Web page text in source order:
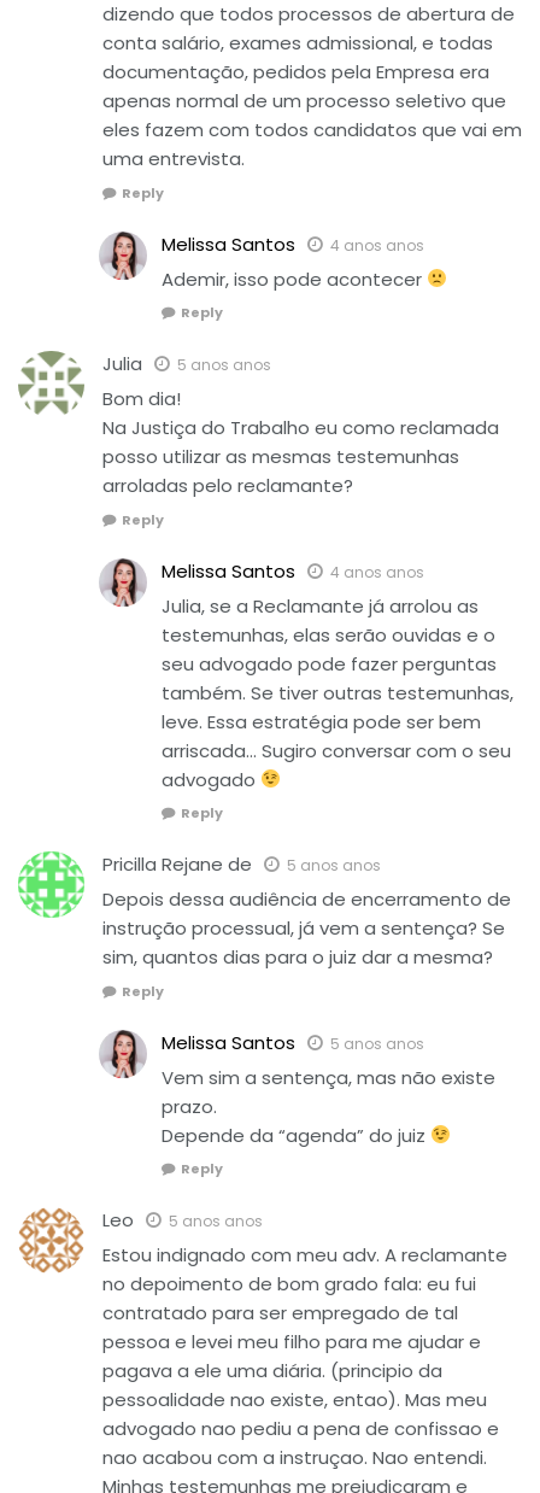
dizendo que todos processos de abertura de
conta salário, exames admissional, e todas
documentação, pedidos pela Empresa era
apenas normal de um processo seletivo que
eles fazem com todos candidatos que vai em
uma entrevista.
Reply
Melissa Santos 4 anos anos
Ademir, isso pode acontecer
Reply
Julia 5 anos anos
Bom dia!
Na Justiça do Trabalho eu como reclamada
posso utilizar as mesmas testemunhas
arroladas pelo reclamante?
Reply
Melissa Santos 4 anos anos
Julia, se a Reclamante já arrolou as
testemunhas, elas serão ouvidas e o
seu advogado pode fazer perguntas
também. Se tiver outras testemunhas,
leve. Essa estratégia pode ser bem
arriscada… Sugiro conversar com o seu
advogado
Reply
Pricilla Rejane de 5 anos anos
Depois dessa audiência de encerramento de
instrução processual, já vem a sentença? Se
sim, quantos dias para o juiz dar a mesma?
Reply
Melissa Santos 5 anos anos
Vem sim a sentença, mas não existe
prazo.
Depende da “agenda” do juiz
Reply
Leo 5 anos anos
Estou indignado com meu adv. A reclamante
no depoimento de bom grado fala: eu fui
contratado para ser empregado de tal
pessoa e levei meu filho para me ajudar e
pagava a ele uma diária. (principio da
pessoalidade nao existe, entao). Mas meu
advogado nao pediu a pena de confissao e
nao acabou com a instruçao. Nao entendi.
Minhas testemunhas me prejudicaram e